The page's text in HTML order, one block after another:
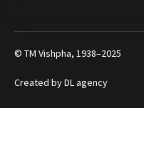
© ТМ Vishpha, 1938–2025
Created byDL agency